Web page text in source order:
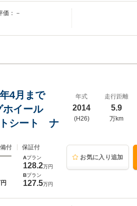
価：－
年4月まで
ホイール
シート ナ
付 保証付
Aプラン
128.2万円
Bプラン
127.5万円
年式
2014
(H26)
走行距離
5.9
万km
お気に入り追加